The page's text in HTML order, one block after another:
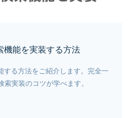
機能を実装する方法
する方法をご紹介します。完全一
実装のコツが学べます。